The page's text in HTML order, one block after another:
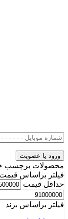
محصولات برچسب
فیلتر براساس
حداقل قیمت
فیلتر براساس برند